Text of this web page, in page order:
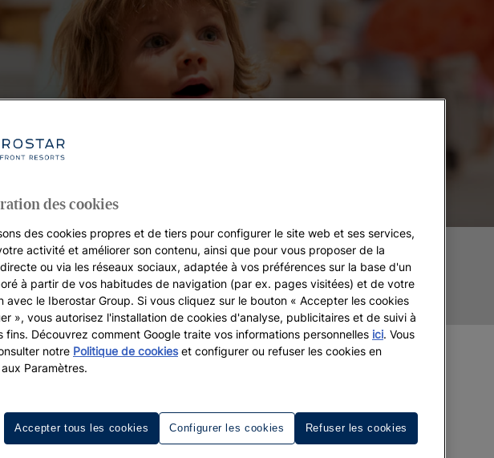
un moyen de se reposer et
quelques semaines : c’est
des habitudes saines et se
Et ce ne sont que quelques
des cookies
des cookies propres et de tiers pour configurer le site web et ses services,
activité et améliorer son contenu, ainsi que pour vous proposer de la
ou via les réseaux sociaux, adaptée à vos préférences sur la base d'un
à partir de vos habitudes de navigation (par ex. pages visitées) et de votre
avec le Iberostar Group. Si vous cliquez sur le bouton « Accepter les cookies
», vous autorisez l'installation de cookies d'analyse, publicitaires et de suivi à
fins. Découvrez comment Google traite vos informations personnelles ici. Vous
notre Politique de cookieset configurer ou refuser les cookies en
Paramètres.
Configurer les cookies Refuser les cookies
Accepter tous les cookies